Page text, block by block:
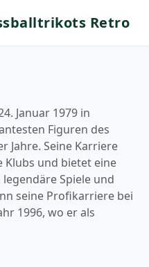
Retro
Januar 1979 in
Figuren des
Jahre. Seine Karriere
Klubs und bietet eine
Spiele und
seine Profikarriere bei
1996, wo er als